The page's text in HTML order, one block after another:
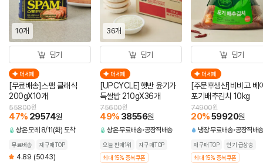
10개
담기
더세페
[무료배송]스팸 클래식
200gX10개
47% 29574원
55800원
상온 모레 8/11(화) 도착
무료배송 재구매TOP
4.89 (5043)
36개
담기
더세페
[UPCYCLE]햇반 윤기가
득쌀밥 210gX36개
49% 38556원
75600원
상온무료배송 공장직배송
오늘 판매1위
재구매TOP
최대 15% 중복쿠폰
담기
더세페
[주문후생산]비비고 베
포기배추김치 10kg
20%59920원
74900원
냉장무료배송 공장직배송
재구매TOP
인기 급상승
최대 15% 중복쿠폰